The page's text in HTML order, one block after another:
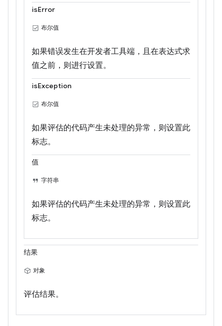
isError
布尔值
如果错误发生在开发者工具端，且在表达式求
值之前，则进行设置。
isException
布尔值
如果评估的代码产生未处理的异常，则设置此
标志。
值
字符串
如果评估的代码产生未处理的异常，则设置此
标志。
结果
对象
评估结果。